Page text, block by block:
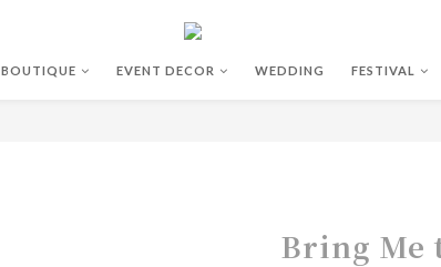
BOUTIQUE EVENT DECOR WEDDING FESTIVAL
Bring Me